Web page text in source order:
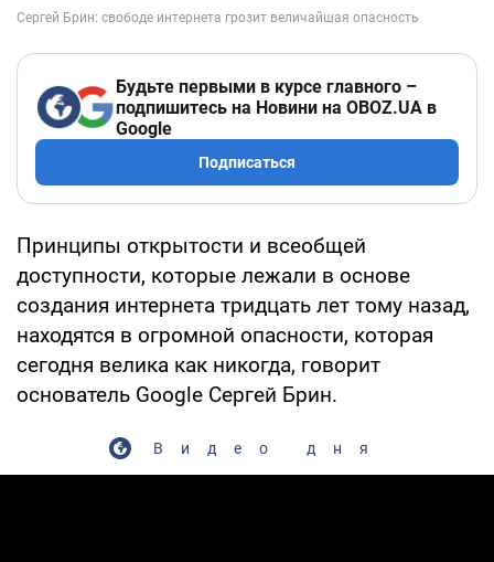
Будьте первыми в курсе главного –
подпишитесь на Новини на OBOZ.UA в
Google
Подписаться
Принципы открытости и всеобщей
доступности, которые лежали в основе
создания интернета тридцать лет тому назад,
находятся в огромной опасности, которая
сегодня велика как никогда, говорит
основатель Google Сергей Брин.
Видео дня